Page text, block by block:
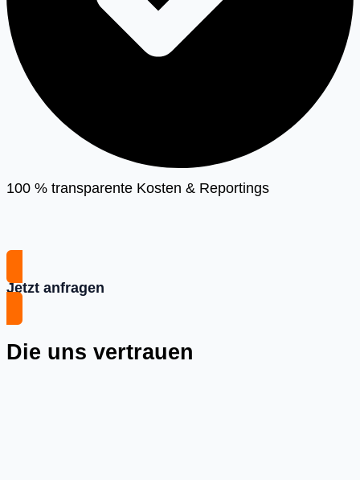
100 % transparente Kosten & Reportings
Jetzt anfragen
Die uns vertrauen